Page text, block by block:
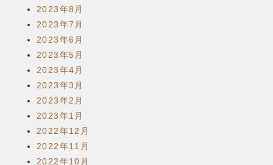
2023年8月
2023年7月
2023年6月
2023年5月
2023年4月
2023年3月
2023年2月
2023年1月
2022年12月
2022年11月
2022年10月